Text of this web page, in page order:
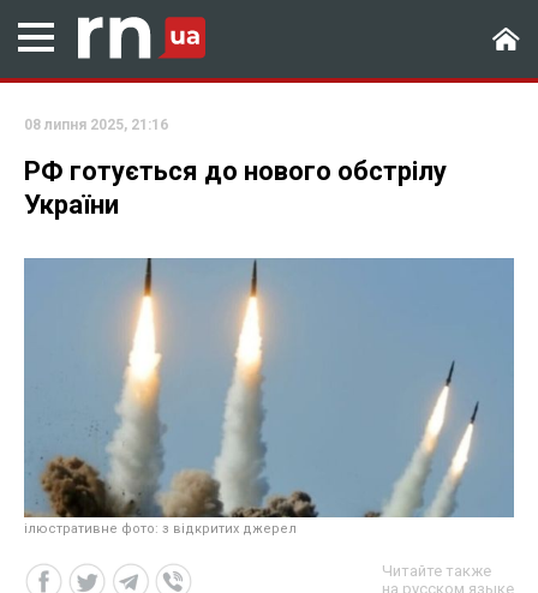
08 липня 2025, 21:16
РФ готується до нового обстрілу
України
ілюстративне фото: з відкритих джерел
Читайте также
на русском языке